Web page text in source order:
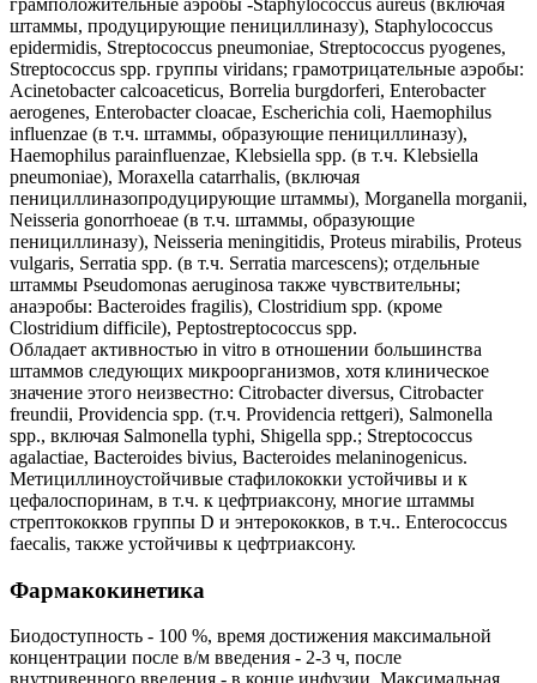
штаммы, продуцирующие пенициллиназу), Staphylococcus
epidermidis, Streptococcus pneumoniae, Streptococcus pyogenes,
Streptococcus spp. группы viridans; грамотрицательные аэробы:
Acinetobacter calcoaceticus, Borrelia burgdorferi, Enterobacter
aerogenes, Enterobacter cloacae, Escherichia coli, Haemophilus
influenzae (в т.ч. штаммы, образующие пенициллиназу),
Haemophilus parainfluenzae, Klebsiella spp. (в т.ч. Klebsiella
pneumoniae), Moraxella catarrhalis, (включая
пенициллиназопродуцирующие штаммы), Morganella morganii,
Neisseria gonorrhoeae (в т.ч. штаммы, образующие
пенициллиназу), Neisseria meningitidis, Proteus mirabilis, Proteus
vulgaris, Serratia spp. (в т.ч. Serratia marcescens); отдельные
штаммы Pseudomonas aeruginosa также чувствительны;
анаэробы: Bacteroides fragilis), Clostridium spp. (кроме
Clostridium difficile), Peptostreptococcus spp.
Обладает активностью in vitro в отношении большинства
штаммов следующих микроорганизмов, хотя клиническое
значение этого неизвестно: Citrobacter diversus, Citrobacter
freundii, Providencia spp. (т.ч. Providencia rettgeri), Salmonella
spp., включая Salmonella typhi, Shigella spp.; Streptococcus
agalactiae, Bacteroides bivius, Bacteroides melaninogenicus.
Метициллиноустойчивые стафилококки устойчивы и к
цефалоспоринам, в т.ч. к цефтриаксону, многие штаммы
стрептококков группы D и энтерококков, в т.ч.. Enterococcus
faecalis, также устойчивы к цефтриаксону.
Фармакокинетика
Биодоступность - 100 %, время достижения максимальной
концентрации после в/м введения - 2-3 ч, после